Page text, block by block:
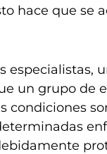
hace que se
especialistas,
un grupo de
condiciones